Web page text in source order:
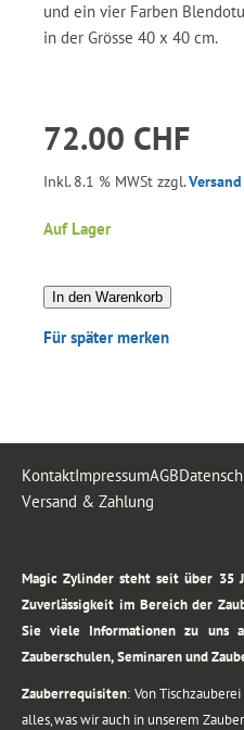
und ein vier Farben
in der Grösse 40 x 40 cm.
72.00 CHF
Inkl. 8.1 % MWSt zzgl.Versand
Auf Lager
In den Warenkorb
Für später merken
KontaktImpressumAGB
Versand & Zahlung
Magic Zylinder steht seit über 35
Zuverlässigkeit im Bereich der
Sie viele Informationen zu uns
Zauberschulen, Seminaren und
Zauberrequisiten: Von
alles, was wir auch in unserem